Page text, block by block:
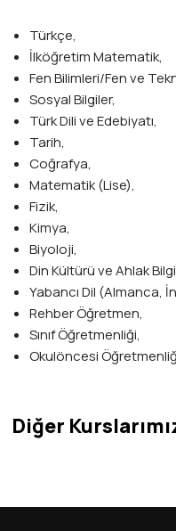
Türkçe,
İlköğretim Matematik,
Fen Bilimleri/Fen ve
Sosyal Bilgiler,
Türk Dili ve Edebiyatı,
Tarih,
Coğrafya,
Matematik (Lise),
Fizik,
Kimya,
Biyoloji,
Din Kültürü ve Ahlak
Yabancı Dil (Almanca,
Rehber Öğretmen,
Sınıf Öğretmenliği,
Okulöncesi
Diğer